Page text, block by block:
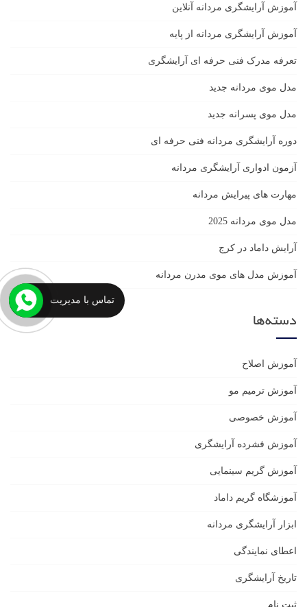
آموزش آرایشگری مردانه آنلاین
آموزش آرایشگری مردانه از پایه
تعرفه مدرک فنی حرفه ای آرایشگری
مدل موی مردانه جدید
مدل موی پسرانه جدید
دوره آرایشگری مردانه فنی حرفه ای
آزمون ادواری آرایشگری مردانه
مهارت های پیرایش مردانه
مدل موی مردانه 2025
آرایش داماد در کرج
آموزش مدل های موی مدرن مردانه
دسته‌ها
آموزش اصلاح
آموزش ترمیم مو
آموزش خصوصی
آموزش فشرده آرایشگری
آموزش گریم سینمایی
آموزشگاه گریم داماد
ابزار آرایشگری مردانه
اعطای نمایندگی
تاریخ آرایشگری
ثبت نام
تماس با مدیریت